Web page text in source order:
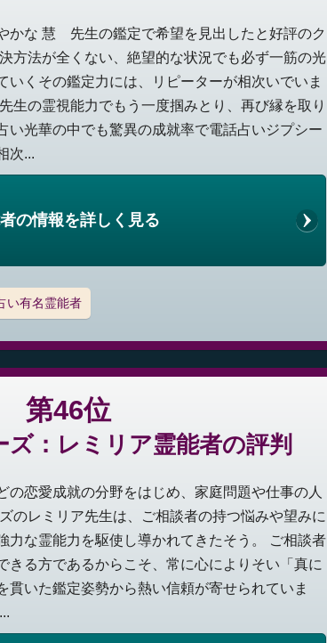
かな 慧 先生の鑑定で希望を見出したと好評のク
方法が全くない、絶望的な状況でも必ず一筋の光
いくその鑑定力には、リピーターが相次いでいま
生の霊視能力でもう一度掴みとり、再び縁を取り
い光華の中でも驚異の成就率で電話占いジプシー
次...
の情報を詳しく見る
い有名霊能者
第46位
ズ：レミリア霊能者の評判
の恋愛成就の分野をはじめ、家庭問題や仕事の人
のレミリア先生は、ご相談者の持つ悩みや望みに
力な霊能力を駆使し導かれてきたそう。 ご相談者
きる方であるからこそ、常に心によりそい「真に
貫いた鑑定姿勢から熱い信頼が寄せられていま